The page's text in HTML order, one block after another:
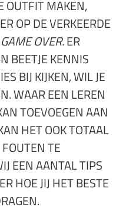
OUTFIT MAKEN,
OP DE VERKEERDE
GAME OVER.ER
BEETJE KENNIS
BIJ KIJKEN, WIL JE
WAAR EEN LEREN
TOEVOEGEN AAN
HET OOK TOTAAL
TE
EEN AANTAL TIPS
HOE JIJ HET BESTE